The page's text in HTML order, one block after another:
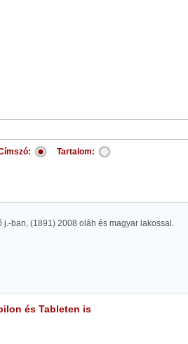
Tartalom:
j.-ban, (1891) 2008 oláh és magyar lakossal.
és Tableten is